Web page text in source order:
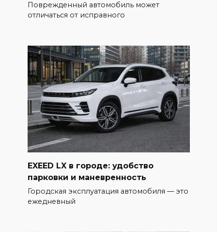
Поврежденный автомобиль может
отличаться от исправного
EXEED LX в городе: удобство
парковки и маневренность
Городская эксплуатация автомобиля — это
ежедневный